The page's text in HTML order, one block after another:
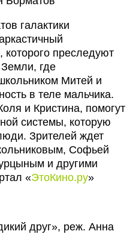
галактики
которого преследуют
где
Митей и
в теле мальчика.
и Кристина, помогут
системы, которую
Зрителей ждет
Софьей
и другими
«ЭтоКино.ру»
друг», реж. Анна